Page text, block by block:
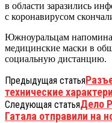
в области заразились
с коронавирусом
Южноуральцам
медицинские маски в
социальную дистанцию.
Предыдущая статья
технические
Следующая статьяДело
Гатала отправили на